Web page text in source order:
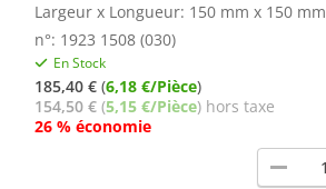
Largeur x Longueur: 150 mm x 150 mm
n°: 1923 1508 (030)
En Stock
185,40 € (6,18 €/Pièce)
154,50 € (5,15 €/Pièce) hors taxe
26 % économie
remove